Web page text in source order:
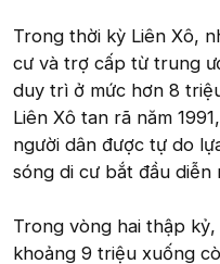
Trong thời kỳ Liên Xô,
cư và trợ cấp từ trung
duy trì ở mức hơn 8
Liên Xô tan rã năm
người dân được tự do
sóng di cư bắt đầu diễn
Trong vòng hai thập
khoảng 9 triệu xuống